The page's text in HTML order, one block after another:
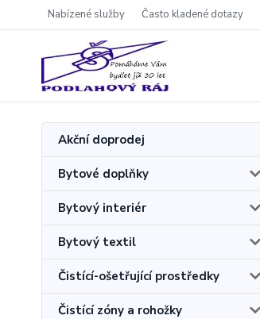
Nabízené služby Často kladené dotazy
Akční doprodej
Bytové doplňky
Bytový interiér
Bytový textil
Čistící-ošetřující prostředky
Čistící zóny a rohožky